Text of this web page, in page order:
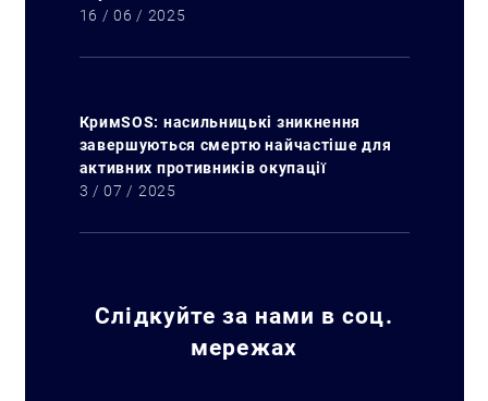
16 / 06 / 2025
КримSOS: насильницькі зникнення
завершуються смертю найчастіше для
активних противників окупації
3 / 07 / 2025
Слідкуйте за нами в соц.
мережах